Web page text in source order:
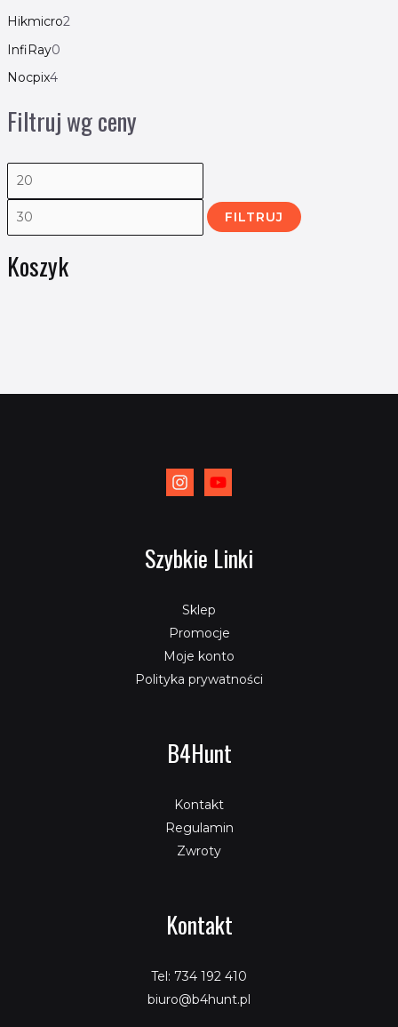
Hikmicro2
InfiRay0
Nocpix4
Filtruj wg ceny
FILTRUJ
Koszyk
Szybkie Linki
Sklep
Promocje
Moje konto
Polityka prywatności
B4Hunt
Kontakt
Regulamin
Zwroty
Kontakt
Tel: 734 192 410
biuro@b4hunt.pl